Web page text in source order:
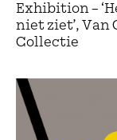
Exhibition –
niet ziet’, Van
Collectie